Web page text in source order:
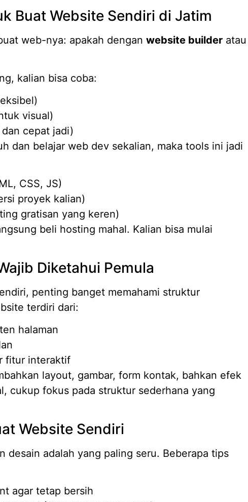
Buat Website Sendiri di Jatim
web-nya: apakah dengan website builder atau
kalian bisa coba:
visual)
cepat jadi)
dan belajar web dev sekalian, maka tools ini jadi
CSS, JS)
proyek kalian)
gratisan yang keren)
beli hosting mahal. Kalian bisa mulai
Diketahui Pemula
penting banget memahami struktur
terdiri dari:
halaman
fitur interaktif
layout, gambar, form kontak, bahkan efek
cukup fokus pada struktur sederhana yang
Website Sendiri
desain adalah yang paling seru. Beberapa tips
agar tetap bersih